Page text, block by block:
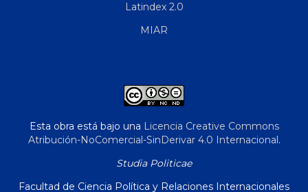
Latindex 2.0
MIAR
Esta obra está bajo una Licencia Creative Commons
Atribución-NoComercial-SinDerivar 4.0 Internacional .
Studia Politicae
Facultad de Ciencia Política y Relaciones Internacionales